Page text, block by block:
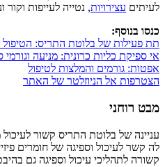
לעיתים עצירויות, נטייה לעייפות וקור
כנסו בנוסף:
תת פעילות של בלוטת התריס:
אי ספיקת כליות כרונית: מניעה וגורמי
אפטות: גורמים והמלצות לטיפול
הצטרפות אל הניוזלטר של האתר
מבט רוחני
עניינה של בלוטת התריס קשור
לה קשר לעיכול וספיגה של חומרים
קשורה לתהליכי עיכול וספיגה גם